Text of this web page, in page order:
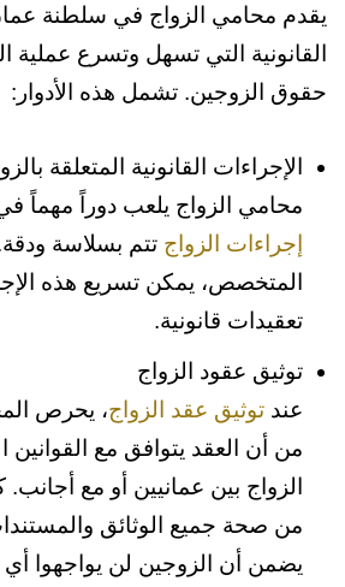
يقدم محامي الزواج في سلطنة عمان
القانونية التي تسهل وتسرع عملية
حقوق الزوجين. تشمل هذه الأدوار:
الإجراءات القانونية المتعلقة
محامي الزواج يلعب دوراً مهماً
إجراءات الزواج تتم بسلاسة
المتخصص، يمكن تسريع هذه
تعقيدات قانونية.
توثيق عقود الزواج
عند توثيق عقد الزواج، يحرص
من أن العقد يتوافق مع القوانين
الزواج بين عمانيين أو مع أجانب.
من صحة جميع الوثائق
يضمن أن الزوجين لن يواجهوا